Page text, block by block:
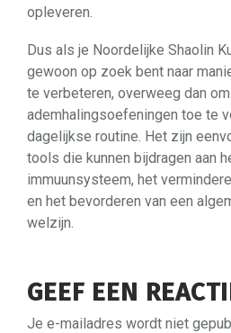
opleveren.
Dus als je Noordelijke Shaolin
gewoon op zoek bent naar
te verbeteren, overweeg dan
ademhalingsoefeningen toe te
dagelijkse routine. Het zijn
tools die kunnen bijdragen aan
immuunsysteem, het
en het bevorderen van een
welzijn.
GEEF EEN
Je e-mailadres wordt niet